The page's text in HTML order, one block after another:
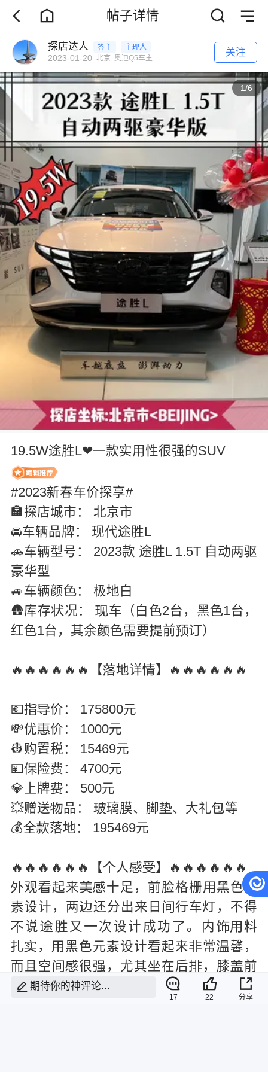
帖子详情
探店达人 答主 主理人
2023-01-20 北京 奥迪Q5车主 关注
1/6
19.5W途胜L❤一款实用性很强的SUV
#2023新春车价探享#
🏣探店城市： 北京市
🚘车辆品牌： 现代途胜L
🚗车辆型号： 2023款 途胜L 1.5T 自动两驱
豪华型
🚙辆颜： 极地白
🛖库存况：车（白色2台，黑1台，
红1台，其余颜需要前）
🔥🔥🔥🔥🔥🔥【地详】🔥🔥🔥🔥🔥🔥
💶价： 175800元
💸优价： 1000元
👷购置税： 15469元
💴险费： 4700元
💎上牌： 500元
💥赠送品： 璃膜、脚、大礼等
💰全落地： 195469元
🔥🔥🔥🔥🔥🔥【人】🔥🔥🔥🔥🔥🔥
观起来十足，前脸格栅 黑色元
设计，两还分出来日 车 ，不得
说胜又 次设计成功  。内  料
 ，  黑色元设计起来常馨，
而且空 很 ，尤其在后，膝前
还有三距，我跷 郎 没有问题。
期待你的神评论...
17 22 分享